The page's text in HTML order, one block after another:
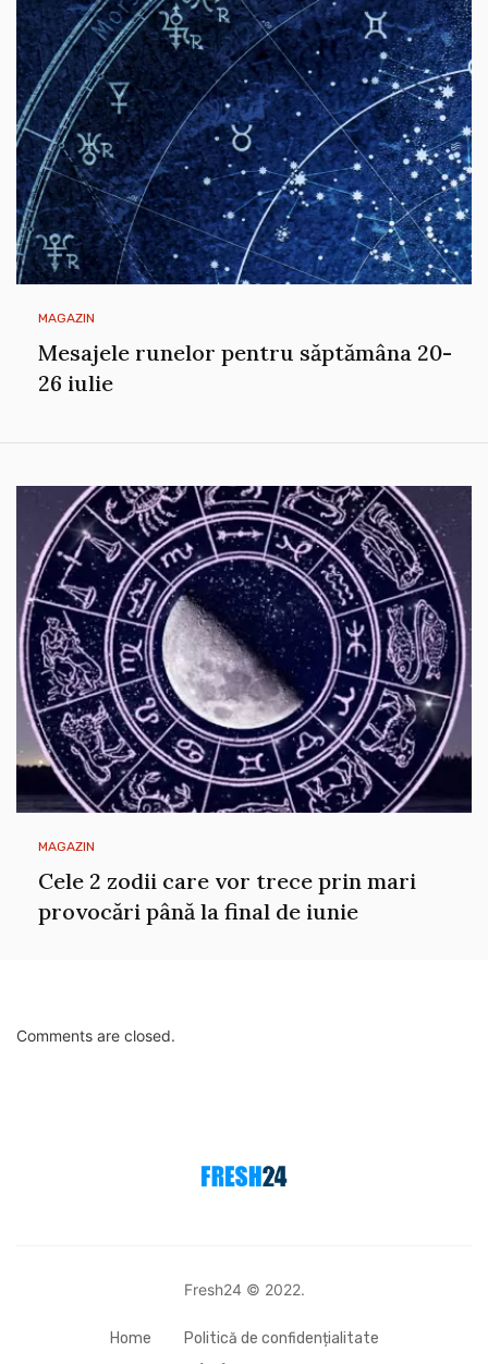
MAGAZIN
Mesajele runelor pentru săptămâna 20-
26 iulie
MAGAZIN
Cele 2 zodii care vor trece prin mari
provocări până la final de iunie
Comments are closed.
Fresh24 © 2022.
Home
Politică de confidențialitate